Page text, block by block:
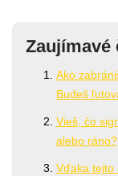
Zaujímavé
Ako
Budeš
Vieš, čo
alebo ráno?
Vďaka tejto